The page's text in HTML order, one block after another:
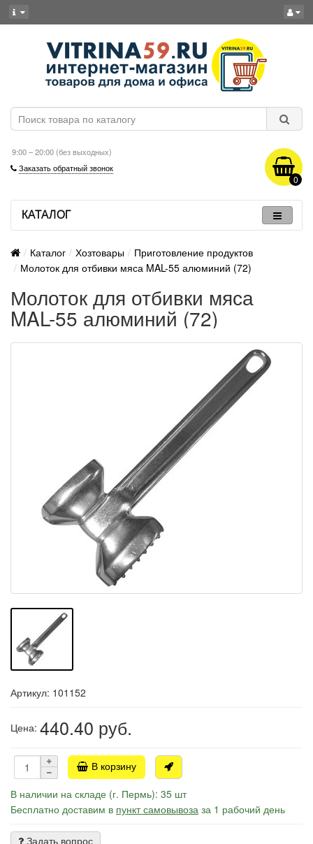
9:00 – 20:00 (без выходных)
Заказать обратный звонок
0
КАТАЛОГ
Каталог Хозтовары
Приготовление продуктов
Молоток для отбивки мяса MAL-55 алюминий (72)
Молоток для отбивки мяса
MAL-55 алюминий (72)
Артикул: 101152
Цена: 440.40 руб.
В корзину
В наличии на складе (г. Пермь): 35 шт
Бесплатно доставим в пункт самовывоза за 1 рабочий день
Задать вопрос